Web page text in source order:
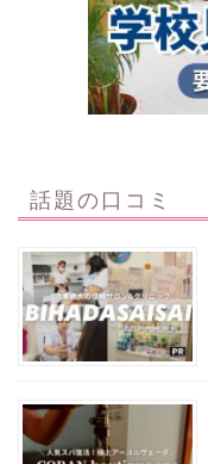
話題の口コミ